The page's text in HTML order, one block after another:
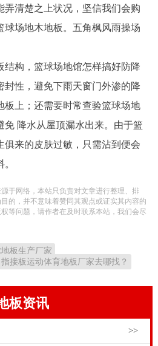
弄清楚之上状况，坚信我们会购
球场地木地板。五角枫风雨操场
结构，篮球场地馆怎样搞好防降
封性，避免下雨天窗门外渗的降
板上；还需要时常查验篮球场地
免 降水从屋顶漏水出来。由于篮
俱来的皮肤过敏，只需沾到便会
于网络，本站只负责对文章进行整理、排
的，并不意味着赞同其观点或证实其内容的
等问题，请作者在及时联系本站，我们会尽
板生产厂家
指接板运动体育地板厂家去哪找？
板资讯
>>